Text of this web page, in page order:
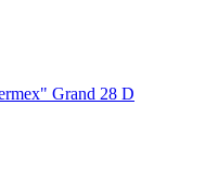
Grand 28 D